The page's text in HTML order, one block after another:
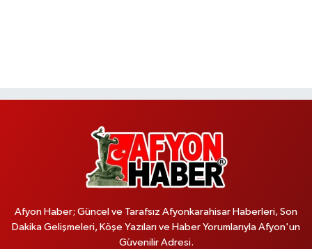
Afyon Haber; Güncel ve Tarafsız Afyonkarahisar Haberleri, Son
Dakika Gelişmeleri, Köşe Yazıları ve Haber Yorumlarıyla Afyon'un
Güvenilir Adresi.